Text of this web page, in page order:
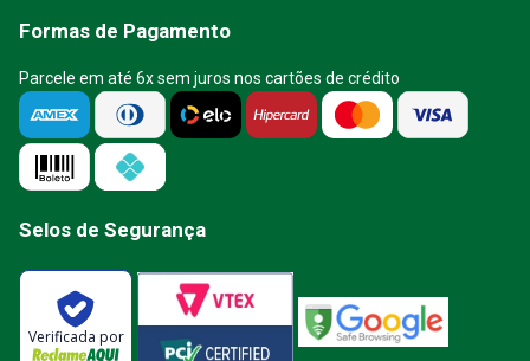
Formas de Pagamento
Parcele em até 6x sem juros nos cartões de crédito
Selos de Segurança
Verificada por